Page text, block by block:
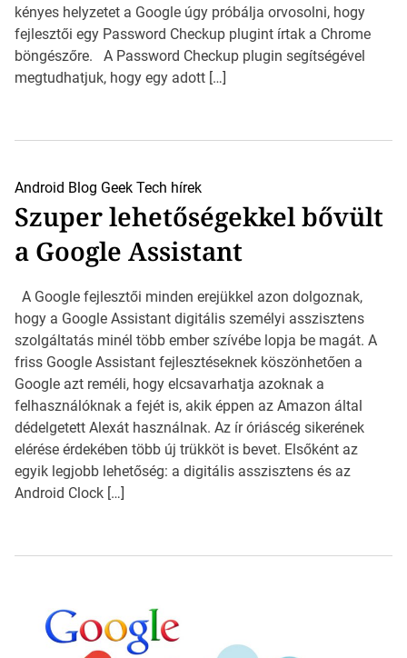
kényes helyzetet a Google úgy próbálja orvosolni, hogy
fejlesztői egy Password Checkup plugint írtak a Chrome
böngészőre. A Password Checkup plugin segítségével
megtudhatjuk, hogy egy adott […]
Android Blog Geek Tech hírek
Szuper lehetőségekkel bővült
a Google Assistant
A Google fejlesztői minden erejükkel azon dolgoznak,
hogy a Google Assistant digitális személyi asszisztens
szolgáltatás minél több ember szívébe lopja be magát. A
friss Google Assistant fejlesztéseknek köszönhetően a
Google azt reméli, hogy elcsavarhatja azoknak a
felhasználóknak a fejét is, akik éppen az Amazon által
dédelgetett Alexát használnak. Az ír óriáscég sikerének
elérése érdekében több új trükköt is bevet. Elsőként az
egyik legjobb lehetőség: a digitális asszisztens és az
Android Clock […]